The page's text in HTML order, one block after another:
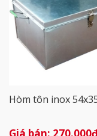
Hòm tôn inox